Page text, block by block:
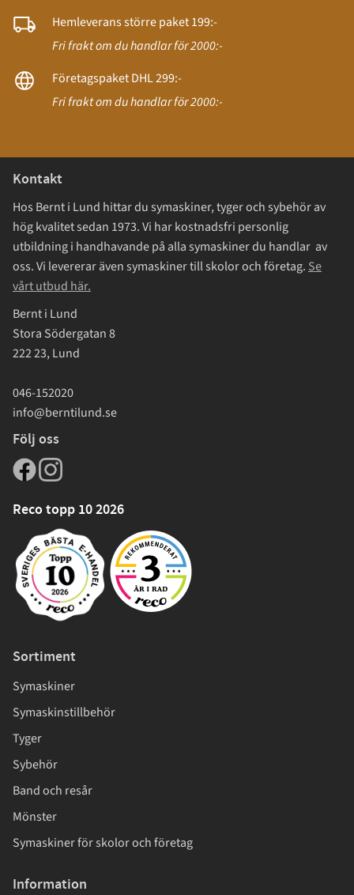
Hemleverans större paket 199:-
Fri frakt om du handlar för 2000:-
Företagspaket DHL 299:-
Fri frakt om du handlar för 2000:-
Kontakt
Hos Bernt i Lund hittar du symaskiner, tyger och sybehör av
hög kvalitet sedan 1973. Vi har kostnadsfri personlig
utbildning i handhavande på alla symaskiner du handlar av
oss. Vi levererar även symaskiner till skolor och företag. Se
vårt utbud här.
Bernt i Lund
Stora Södergatan 8
222 23, Lund
046-152020
info@berntilund.se
Följ oss
Reco topp 10 2026
Sortiment
Symaskiner
Symaskinstillbehör
Tyger
Sybehör
Band och resår
Mönster
Symaskiner för skolor och företag
Information